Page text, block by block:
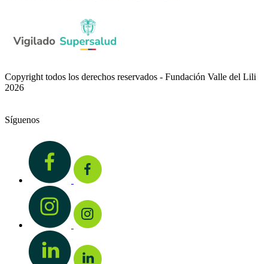
Copyright todos los derechos reservados - Fundación Valle del Lili
2026
Síguenos